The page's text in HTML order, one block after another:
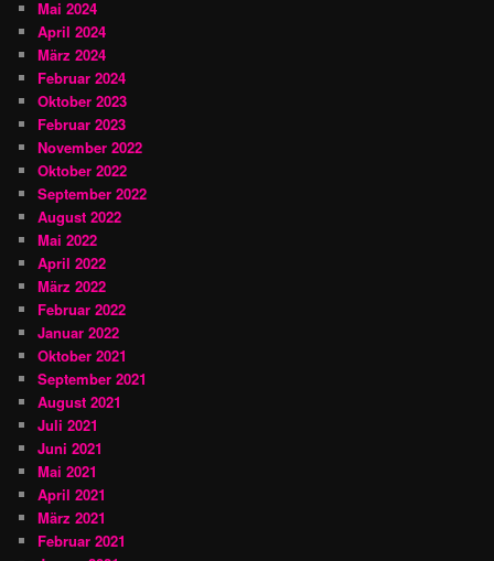
Mai 2024
April 2024
März 2024
Februar 2024
Oktober 2023
Februar 2023
November 2022
Oktober 2022
September 2022
August 2022
Mai 2022
April 2022
März 2022
Februar 2022
Januar 2022
Oktober 2021
September 2021
August 2021
Juli 2021
Juni 2021
Mai 2021
April 2021
März 2021
Februar 2021